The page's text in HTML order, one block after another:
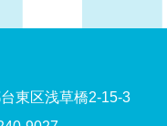
東区浅草橋2-15-3